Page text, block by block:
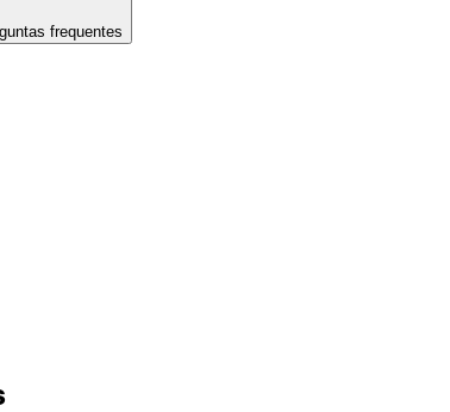
frequentes